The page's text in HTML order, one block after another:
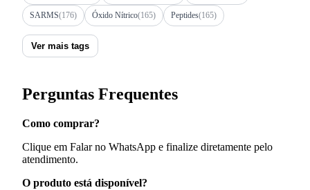
SARMS(176) Óxido Nítrico(165) Peptides(165)
Ver mais tags
Perguntas Frequentes
Como comprar?
Clique em Falar no WhatsApp e finalize diretamente pelo
atendimento.
O produto está disponível?